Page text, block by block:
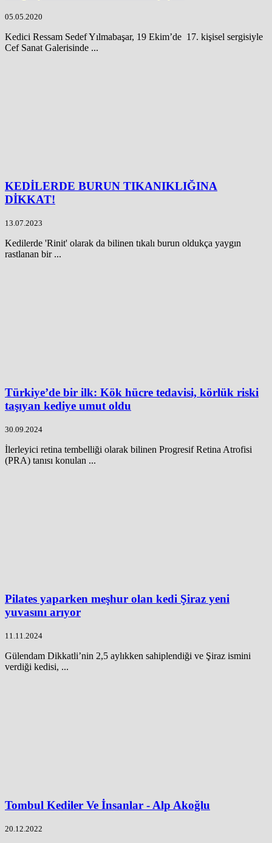
05.05.2020
Kedici Ressam Sedef Yılmabaşar, 19 Ekim’de 17. kişisel sergisiyle
Cef Sanat Galerisinde ...
KEDİLERDE BURUN TIKANIKLIĞINA
DİKKAT!
13.07.2023
Kedilerde 'Rinit' olarak da bilinen tıkalı burun oldukça yaygın
rastlanan bir ...
Türkiye’de bir ilk: Kök hücre tedavisi, körlük riski
taşıyan kediye umut oldu
30.09.2024
İlerleyici retina tembelliği olarak bilinen Progresif Retina Atrofisi
(PRA) tanısı konulan ...
Pilates yaparken meşhur olan kedi Şiraz yeni
yuvasını arıyor
11.11.2024
Gülendam Dikkatli’nin 2,5 aylıkken sahiplendiği ve Şiraz ismini
verdiği kedisi, ...
Tombul Kediler Ve İnsanlar - Alp Akoğlu
20.12.2022